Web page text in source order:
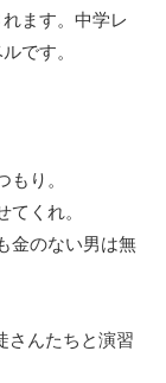
ます。中学レ
です。
り。
くれ。
金のない男は無
さんたちと演習